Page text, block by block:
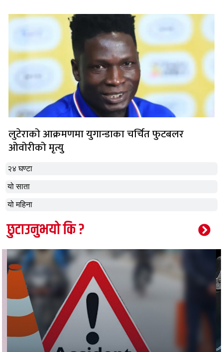
२४ घण्टा
यो साता
यो महिना
लुटेराको आक्रमणमा युगान्डाका चर्चित फुटबलर
ओवोरीको मृत्यु
छुटाउनुभयो कि ?